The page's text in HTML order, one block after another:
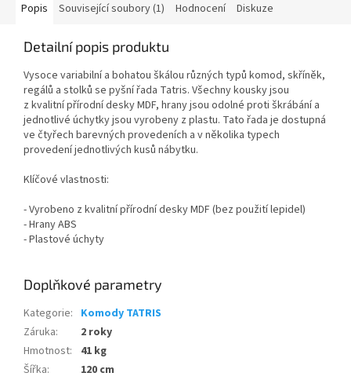
Popis Související soubory (1) Hodnocení Diskuze
Detailní popis produktu
Vysoce variabilní a bohatou škálou různých typů komod, skříněk,
regálů a stolků se pyšní řada Tatris. Všechny kousky jsou
z kvalitní přírodní desky MDF, hrany jsou odolné proti škrábání a
jednotlivé úchytky jsou vyrobeny z plastu. Tato řada je dostupná
ve čtyřech barevných provedeních a v několika typech
provedení jednotlivých kusů nábytku.
Klíčové vlastnosti:
- Vyrobeno z kvalitní přírodní desky MDF (bez použití lepidel)
- Hrany ABS
- Plastové úchyty
Doplňkové parametry
Kategorie: Komody TATRIS
Záruka:
2 roky
Hmotnost:
41 kg
Šířka:
120 cm